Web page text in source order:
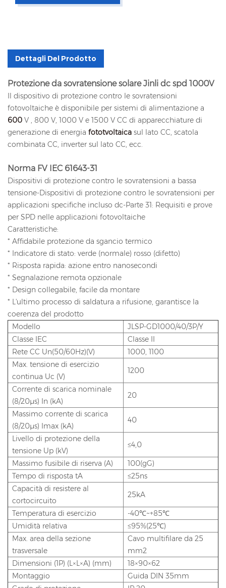
Dettagli Del Prodotto
Protezione da sovratensione solare Jinli dc spd 1000V
Il dispositivo di protezione contro le sovratensioni
fotovoltaiche è disponibile per sistemi di alimentazione a
600 V , 800 V, 1000 V e 1500 V CC di apparecchiature di
generazione di energia fototvoltaica sul lato CC, scatola
combinata CC, inverter sul lato CC, ecc.
Norma FV IEC 61643-31
Dispositivi di protezione contro le sovratensioni a bassa
tensione-Dispositivi di protezione contro le sovratensioni per
applicazioni specifiche incluso dc-Parte 31: Requisiti e prove
per SPD nelle applicazioni fotovoltaiche
Caratteristiche:
* Affidabile protezione da sgancio termico
* Indicatore di stato: verde (normale) rosso (difetto)
* Risposta rapida: azione entro nanosecondi
* Segnalazione remota opzionale
* Design collegabile, facile da montare
* L'ultimo processo di saldatura a rifusione, garantisce la
coerenza del prodotto
Modello
JLSP-GD1000/40/3P/Y
Classe IEC
Classe II
Rete CC Un(50/60Hz)(V)
1000, 1100
Max. tensione di esercizio
continua Uc (V)
1200
Corrente di scarica nominale
(8/20μs) In (kA)
20
Massimo corrente di scarica
(8/20μs) Imax (kA)
40
Livello di protezione della
tensione Up (kV)
≤4,0
Massimo fusibile di riserva (A)
100(gG)
Tempo di risposta tA
≤25ns
Capacità di resistere al
cortocircuito
25kA
Temperatura di esercizio
-40℃~+85℃
Umidità relativa
≤95%(25℃)
Max. area della sezione
trasversale
Cavo multifilare da 25
mm2
Dimensioni (1P) (L×L×A) (mm)
18×90×62
Montaggio
Guida DIN 35mm